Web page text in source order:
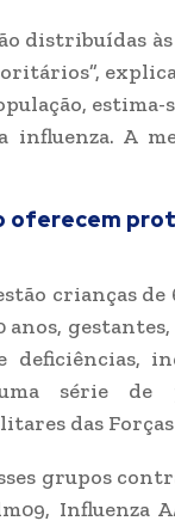
distribuídas
estima-
influenza. A
oferecem
crianças de 6
deficiências,
série de
das
grupos
Influenza